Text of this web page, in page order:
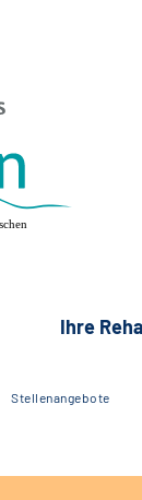
Ihre Reha
Stellenangebote